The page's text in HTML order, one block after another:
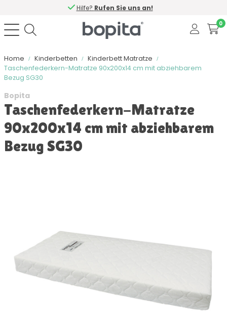
Hilfe? Rufen Sie uns an!
0
Home Kinderbetten
Kinderbett Matratze
Taschenfederkern-Matratze 90x200x14 cm mit abziehbarem
Bezug SG30
Bopita
Taschenfederkern-Matratze
90x200x14 cm mit abziehbarem
Bezug SG30